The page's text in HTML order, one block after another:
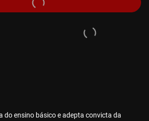
do ensino básico e adepta convicta da